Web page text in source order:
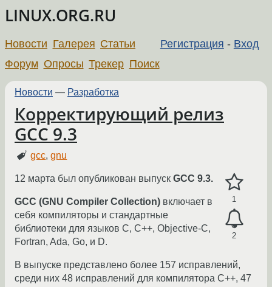
LINUX.ORG.RU
Регистрация - Вход
Новости Галерея Статьи
Форум Опросы Трекер Поиск
Новости — Разработка
Корректирующий релиз
GCC 9.3
gcc,gnu
1
2
12 марта был опубликован выпуск GCC 9.3.
GCC (GNU Compiler Collection) включает в
себя компиляторы и стандартные
библиотеки для языков C, C++, Objective-C,
Fortran, Ada, Go, и D.
В выпуске представлено более 157 исправлений,
среди них 48 исправлений для компилятора C++, 47